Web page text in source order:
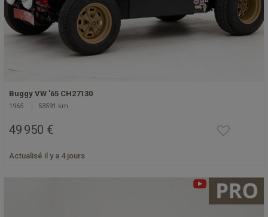
Buggy VW '65 CH27130
1965 53591 km
49 950 €
Actualisé il y a 4 jours